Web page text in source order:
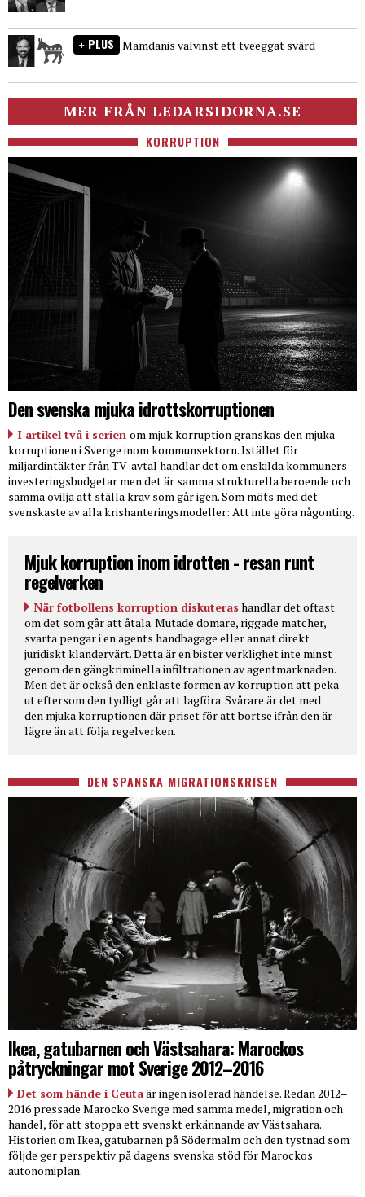
PLUS Mamdanis valvinst ett tveeggat svärd
MER FRÅN LEDARSIDORNA.SE
KORRUPTION
Den svenska mjuka idrottskorruptionen
I artikel två i serien om mjuk korruption granskas den mjuka
korruptionen i Sverige inom kommunsektorn. Istället för
miljardintäkter från TV-avtal handlar det om enskilda kommuners
investeringsbudgetar men det är samma strukturella beroende och
samma ovilja att ställa krav som går igen. Som möts med det
svenskaste av alla krishanteringsmodeller: Att inte göra någonting.
Mjuk korruption inom idrotten - resan runt
regelverken
När fotbollens korruption diskuteras handlar det oftast
om det som går att åtala. Mutade domare, riggade matcher,
svarta pengar i en agents handbagage eller annat direkt
juridiskt klandervärt. Detta är en bister verklighet inte minst
genom den gängkriminella infiltrationen av agentmarknaden.
Men det är också den enklaste formen av korruption att peka
ut eftersom den tydligt går att lagföra. Svårare är det med
den mjuka korruptionen där priset för att bortse ifrån den är
lägre än att följa regelverken.
DEN SPANSKA MIGRATIONSKRISEN
Ikea, gatubarnen och Västsahara: Marockos
påtryckningar mot Sverige 2012–2016
Det som hände i Ceutaär ingen isolerad händelse. Redan 2012–
2016 pressade Marocko Sverige med samma medel, migration och
handel, för att stoppa ett svenskt erkännande av Västsahara.
Historien om Ikea, gatubarnen på Södermalm och den tystnad som
följde ger perspektiv på dagens svenska stöd för Marockos
autonomiplan.